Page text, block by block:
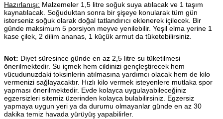
Hazırlanışı: Malzemeler 1,5 litre soğuk suya atılacak ve 1 taşım
kaynatılacak. Soğuduktan sonra bir şişeye konularak tüm gün
isterseniz soğuk olarak doğal tatlandırıcı eklenerek içilecek. Bir
günde maksimum 5 porsiyon meyve yenilebilir. Yeşil elma yerine 1
kase çilek, 2 dilim ananas, 1 küçük armut da tüketebilirsiniz.
Not: Diyet süresince günde en az 2,5 litre su tüketilmesi
önerilmektedir. Su içmek hem cildinizi gençleştirecek hem
vücudunuzdaki toksinlerin atılmasına yardımcı olacak hem de kilo
vermenizi sağlayacaktır. Hızlı kilo vermek isteyenlere mutlaka spor
yapması önerilmektedir. Evde kolayca uygulayabileceğiniz
egzersizleri sitemiz üzerinden kolayca bulabilirsiniz. Egzersiz
yapmaya uygun yeri ya da durumu olmayanlar günde en az 30
dakika temiz havada yürüyüş yapabilirler.